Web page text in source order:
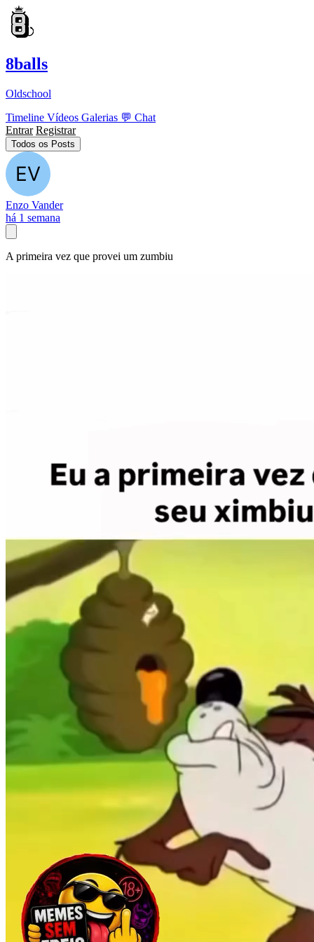
8balls
Oldschool
Timeline Vídeos Galerias 💬 Chat
Entrar Registrar
Todos os Posts
Enzo Vander
há 1 semana
A primeira vez que provei um zumbiu